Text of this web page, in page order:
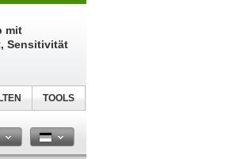
mit
Sensitivität
TOOLS